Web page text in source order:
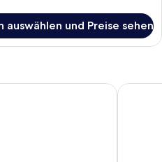
auswählen und Preise sehen
Avani